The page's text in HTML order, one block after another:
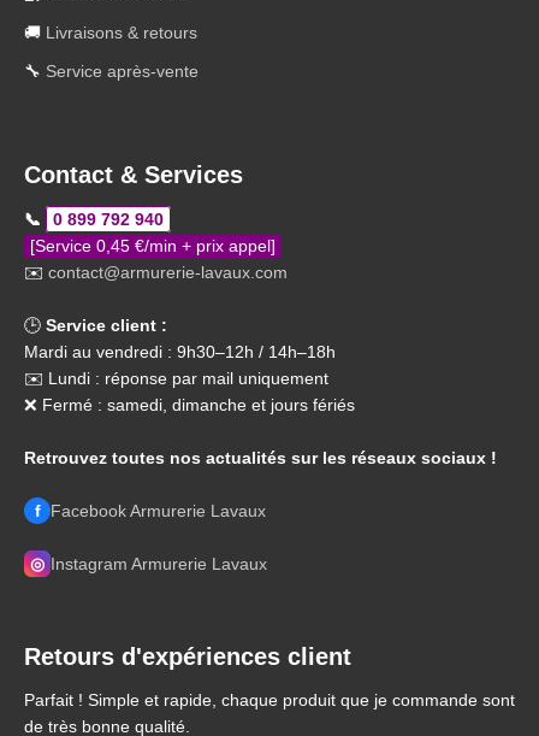
🚚 Livraisons & retours
🔧 Service après-vente
Contact & Services
📞
0 899 792 940
[Service 0,45 €/min + prix appel]
✉️ contact@armurerie-lavaux.com
🕒 Service client :
Mardi au vendredi : 9h30–12h / 14h–18h
✉️ Lundi : réponse par mail uniquement
❌ Fermé : samedi, dimanche et jours fériés
Retrouvez toutes nos actualités sur les réseaux sociaux !
f Facebook Armurerie Lavaux
◎ Instagram Armurerie Lavaux
Retours d'expériences client
Parfait ! Simple et rapide, chaque produit que je commande sont
de très bonne qualité.